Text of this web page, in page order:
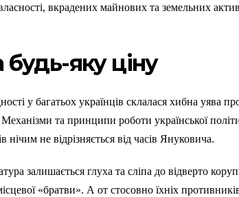
вкрадених майнових та земельних
будь-яку ціну
у багатьох українців склалася хибна
та принципи роботи української
нічим не відрізняється від часів Януковича.
залишається глуха та сліпа до відверто
«братви». А от стосовно їхніх